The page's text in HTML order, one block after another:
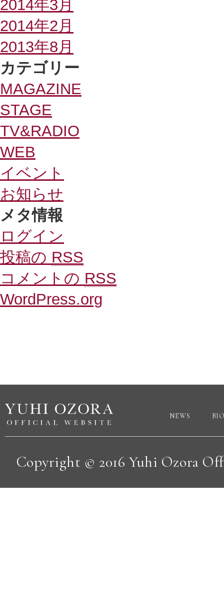
2014年3月
2014年2月
2013年8月
カテゴリー
MAGAZINE
STAGE
TV&RADIO
WEB
イベント
お知らせ
メタ情報
ログイン
投稿の RSS
コメントの RSS
WordPress.org
NEWS
Copyright © 2016 Yuhi Ozora